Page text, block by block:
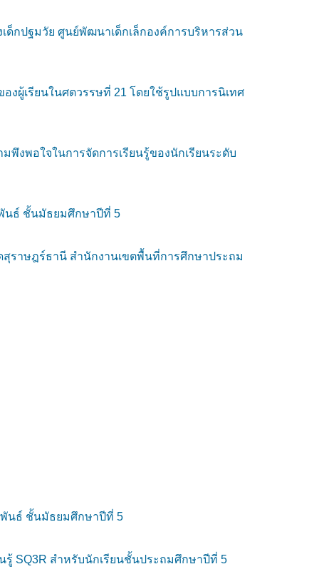
กปฐมวัย ศูนย์พัฒนาเด็กเล็กองค์การบริหารส่วน
งผู้เรียนในศตวรรษที่ 21 โดยใช้รูปแบบการนิเทศ
พึงพอใจในการจัดการเรียนรู้ของนักเรียนระดับ
นธ์ ชั้นมัธยมศึกษาปีที่ 5
สุราษฎร์ธานี สำนักงานเขตพื้นที่การศึกษาประถม
พันธ์ ชั้นมัธยมศึกษาปีที่ 5
SQ3R สำหรับนักเรียนชั้นประถมศึกษาปีที่ 5